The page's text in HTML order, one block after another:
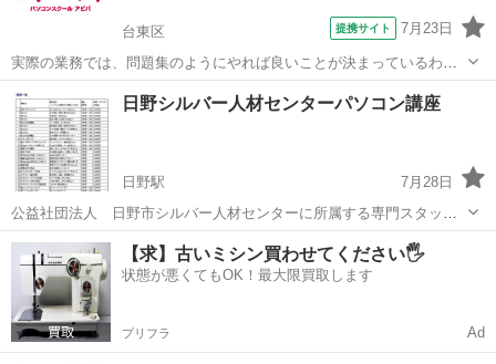
台東区 提携サイト 7月23日
実際の業務では、問題集のようにやれば良いことが決まっているわけ
ではありません。この講座では【よくある上司の指示】からスタート
します。上司意図を汲み取るケーススタディを通じ、仕事の型を身に
つけます。Excelを"使える"人にな...
東京 台東区 エクセル
日野シルバー人材センターパソコン講座
日野駅
7月28日
公益社団法人 日野市シルバー人材センターに所属する専門スタッフ
が講師を努めます。 講座開催日とお申し込みはこちらから。
https://webc.sjc.ne.jp/hino-sc/activity_4
東京 日野市 日野駅 シルバー人材センター
【求】古いミシン買わせてください🖐️
状態が悪くてもOK！最大限買取します
プリフラ Ad